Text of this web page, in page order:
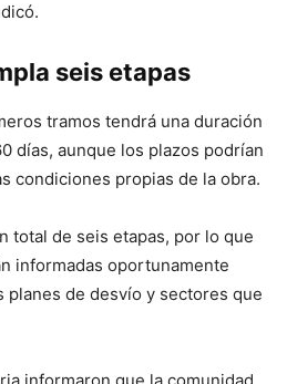
seis etapas
tramos tendrá una duración
días, aunque los plazos podrían
condiciones propias de la obra.
total de seis etapas, por lo que
informadas oportunamente
de desvío y sectores que